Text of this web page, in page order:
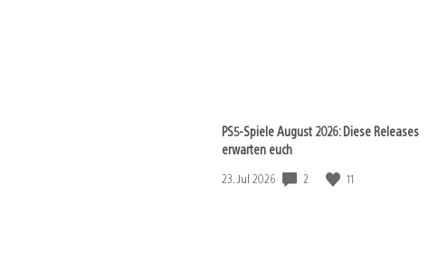
PS5-Spiele August 2026: Diese Releases
erwarten euch
Veröffentlichungsdatum:
23. Jul 2026 2 11